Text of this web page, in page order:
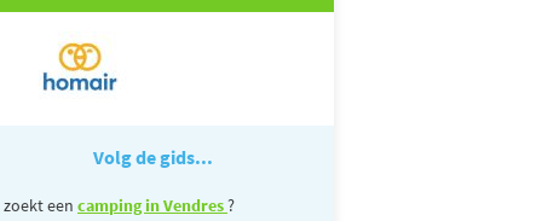
Volg de gids...
zoekt een camping in Vendres?